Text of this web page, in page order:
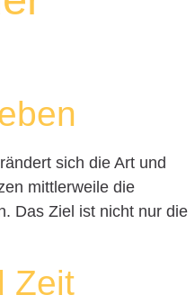
sich die Art und
mittlerweile die
Das Ziel ist nicht nur die
Zeit